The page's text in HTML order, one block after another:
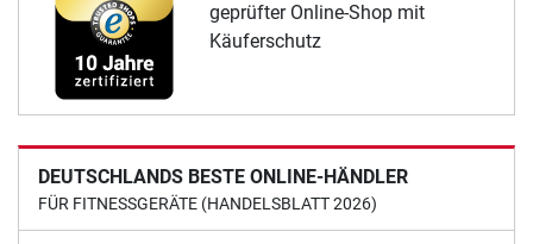
geprüfter Online-Shop mit
Käuferschutz
DEUTSCHLANDS BESTE ONLINE-HÄNDLER
FÜR FITNESSGERÄTE (HANDELSBLATT 2026)